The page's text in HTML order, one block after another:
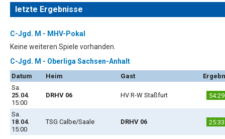
letzte Ergebnisse
C-Jgd. M - MHV-Pokal
Keine weiteren Spiele vorhanden.
C-Jgd. M - Oberliga Sachsen-Anhalt
Datum Heim Gast
Sa.
25.04.
15:00
DRHV 06 HV R-W Staßfurt 54:29
Sa.
18.04.
15:00
TSG Calbe/Saale DRHV 06 25:33